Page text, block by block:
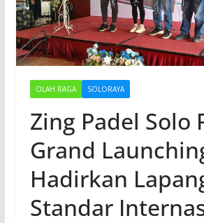
OLAH RAGA SOLORAYA
Zing Padel Solo
Grand
Hadirkan
Standar